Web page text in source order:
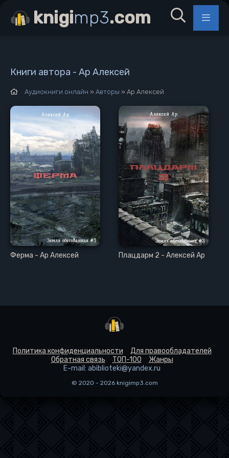
Книги автора - Ар Алексей
Аудиокниги онлайн » Авторы » Ар Алексей
Ферма - Ар Алексей Плацдарм 2 - Алексей Ар
knigimp3.com
Политика конфиденциальности
Для правообладателей
Обратная связь
ТОП-100
Жанры
E-mail: abiblioteki@yandex.ru
© 2020 - 2026 knigimp3.com